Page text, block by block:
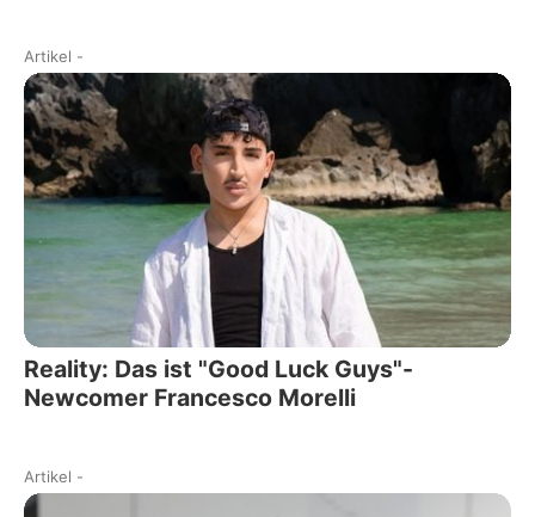
Artikel -
Reality: Das ist "Good Luck Guys"-
Newcomer Francesco Morelli
Artikel -